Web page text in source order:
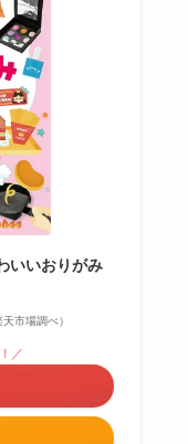
いいおりがみ
市場調べ）
／